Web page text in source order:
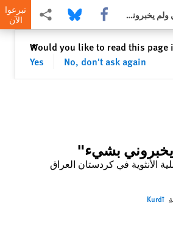
"أخذوني ولم يخبروني بشيء" Share this via Facebook
Share this via Bluesky
Share this via مشاركة
تبرعوا
الآن
Would you like to read this page
Yes
No, don't ask again
✕إغلاق
بشيء"
الأنثوية في كردستان العراق
Kurdî